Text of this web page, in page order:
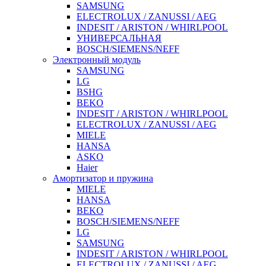
SAMSUNG
ELECTROLUX / ZANUSSI / AEG
INDESIT / ARISTON / WHIRLPOOL
УНИВЕРСАЛЬНАЯ
BOSCH/SIEMENS/NEFF
Электронный модуль
SAMSUNG
LG
BSHG
BEKO
INDESIT / ARISTON / WHIRLPOOL
ELECTROLUX / ZANUSSI / AEG
MIELE
HANSA
ASKO
Haier
Амортизатор и пружина
MIELE
HANSA
BEKO
BOSCH/SIEMENS/NEFF
LG
SAMSUNG
INDESIT / ARISTON / WHIRLPOOL